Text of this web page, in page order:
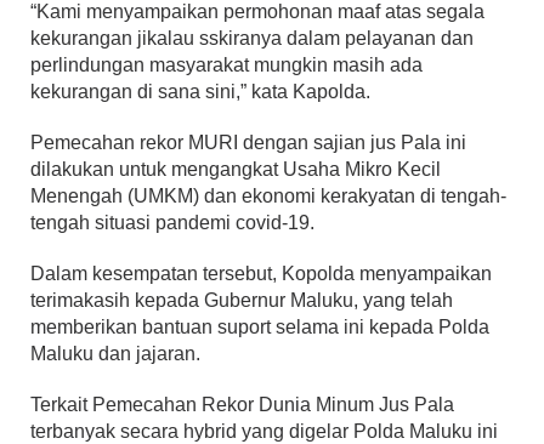
“Kami menyampaikan permohonan maaf atas segala
kekurangan jikalau sskiranya dalam pelayanan dan
perlindungan masyarakat mungkin masih ada
kekurangan di sana sini,” kata Kapolda.
Pemecahan rekor MURI dengan sajian jus Pala ini
dilakukan untuk mengangkat Usaha Mikro Kecil
Menengah (UMKM) dan ekonomi kerakyatan di tengah-
tengah situasi pandemi covid-19.
Dalam kesempatan tersebut, Kopolda menyampaikan
terimakasih kepada Gubernur Maluku, yang telah
memberikan bantuan suport selama ini kepada Polda
Maluku dan jajaran.
Terkait Pemecahan Rekor Dunia Minum Jus Pala
terbanyak secara hybrid yang digelar Polda Maluku ini